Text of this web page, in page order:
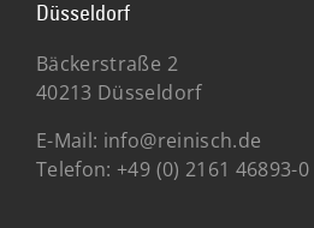
Düsseldorf
Bäckerstraße 2
40213 Düsseldorf
E-Mail: info@reinisch.de
Telefon: +49 (0) 2161 46893-0